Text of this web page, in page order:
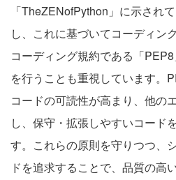
「TheZENofPython」に示され
し、これに基づいてコーディン
コーディング規約である「
を行うことも重視しています。
コードの可読性が高まり、他の
し、保守・拡張しやすいコード
す。これらの原則を守りつつ、
ドを追求することで、品質の高